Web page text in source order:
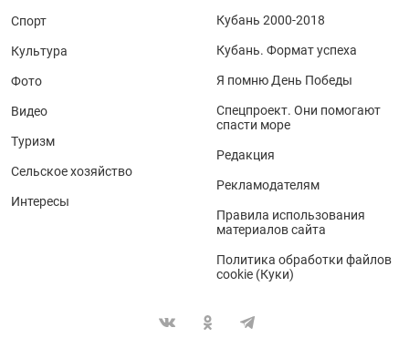
Спорт
Культура
Фото
Видео
Туризм
Сельское хозяйство
Интересы
Кубань 2000-2018
Кубань. Формат успеха
Я помню День Победы
Спецпроект. Они помогают
спасти море
Редакция
Рекламодателям
Правила использования
материалов сайта
Политика обработки файлов
cookie (Куки)